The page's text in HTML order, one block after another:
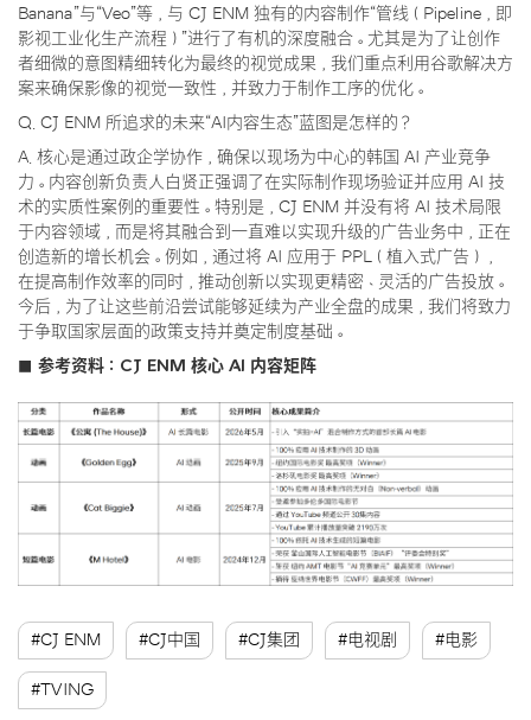
Banana”与“Veo”等，与 CJ ENM 独有的内容制作“管线（Pipeline，即
影视工业化生产流程）”进行了有机的深度融合。尤其是为了让创作
者细微的意图精细转化为最终的视觉成果，我们重点利用谷歌解决方
案来确保影像的视觉一致性，并致力于制作工序的优化。
Q. CJ ENM 所追求的未来“AI内容生态”蓝图是怎样的？
A. 核心是通过政企学协作，确保以现场为中心的韩国 AI 产业竞争
力。内容创新负责人白贤正强调了在实际制作现场验证并应用 AI 技
术的实质性案例的重要性。特别是，CJ ENM 并没有将 AI 技术局限
于内容领域，而是将其融合到一直难以实现升级的广告业务中，正在
创造新的增长机会。例如，通过将 AI 应用于 PPL（植入式广告），
在提高制作效率的同时，推动创新以实现更精密、灵活的广告投放。
今后，为了让这些前沿尝试能够延续为产业全盘的成果，我们将致力
于争取国家层面的政策支持并奠定制度基础。
■ 参考资料：CJ ENM 核心 AI 内容矩阵
#CJ ENM #CJ中国 #CJ集团 #电视剧 #电影
#TVING